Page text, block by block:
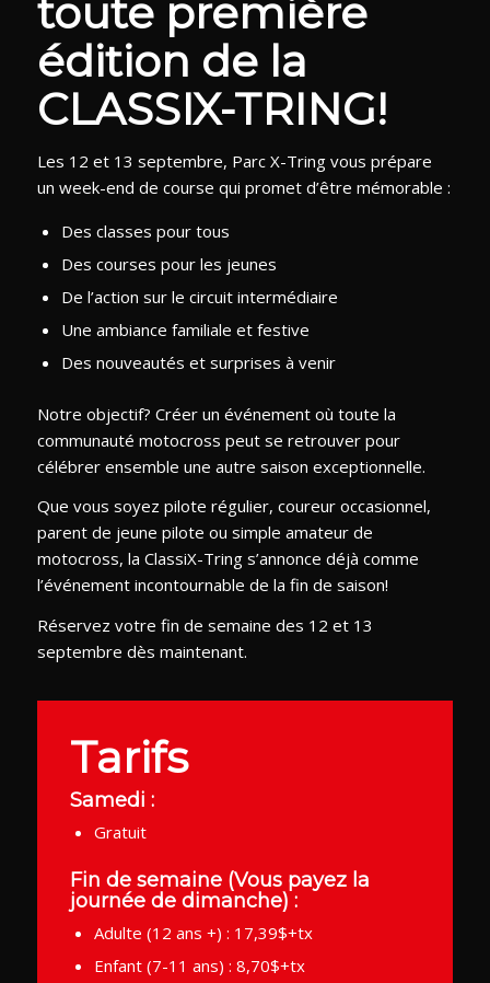
toute première
édition de la
CLASSIX-TRING!
Les 12 et 13 septembre, Parc X-Tring vous prépare
un week-end de course qui promet d’être mémorable :
Des classes pour tous
Des courses pour les jeunes
De l’action sur le circuit intermédiaire
Une ambiance familiale et festive
Des nouveautés et surprises à venir
Notre objectif? Créer un événement où toute la
communauté motocross peut se retrouver pour
célébrer ensemble une autre saison exceptionnelle.
Que vous soyez pilote régulier, coureur occasionnel,
parent de jeune pilote ou simple amateur de
motocross, la ClassiX-Tring s’annonce déjà comme
l’événement incontournable de la fin de saison!
Réservez votre fin de semaine des 12 et 13
septembre dès maintenant.
Tarifs
Samedi :
Gratuit
Fin de semaine (Vous payez la
journée de dimanche) :
Adulte (12 ans +) : 17,39$+tx
Enfant (7-11 ans) : 8,70$+tx